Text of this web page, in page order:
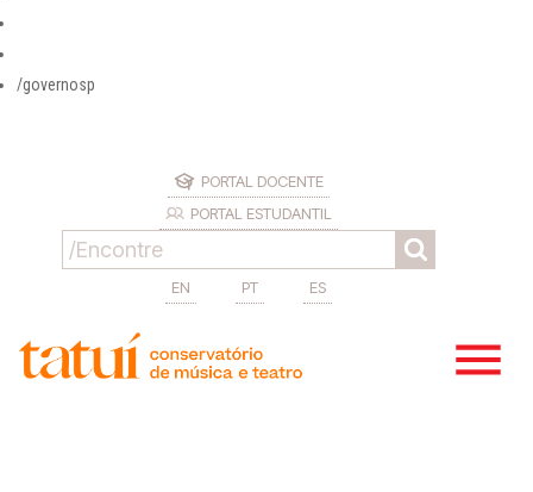
/governosp
PORTAL DOCENTE
PORTAL ESTUDANTIL
EN PT ES